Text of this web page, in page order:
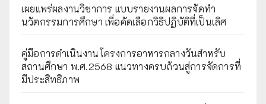
เผยแพร่ผลงานวิชาการ แบบรายงานผลการจัดทำ
นวัตกรรมการศึกษา เพื่อคัดเลือกวิธีปฏิบัติที่เป็นเลิศ
คู่มือการดำเนินงานโครงการอาหารกลางวันสำหรับ
สถานศึกษา พ.ศ.2568 แนวทางครบถ้วนสู่การจัดการที่
มีประสิทธิภาพ